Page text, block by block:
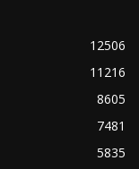
12506
11216
8605
7481
5835